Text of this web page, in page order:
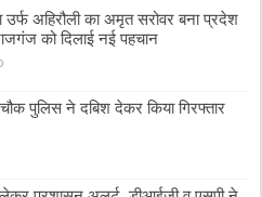
अहिरौली का अमृत सरोवर बना प्रदेश
को दिलाई नई पहचान
चौक पुलिस ने दबिश देकर किया गिरफ्तार